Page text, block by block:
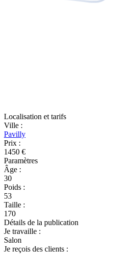
Localisation et tarifs
Ville :
Pavilly
Prix :
1450 €
Paramètres
Âge :
30
Poids :
53
Taille :
170
Détails de la publication
Je travaille :
Salon
Je reçois des clients :